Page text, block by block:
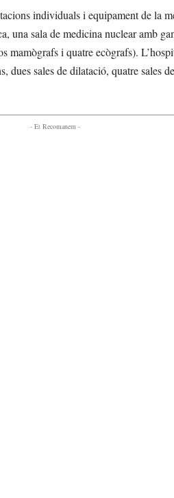
individuals i equipament de la
una sala de medicina nuclear amb
mamògrafs i quatre ecògrafs).
sales de dilatació, quatre sales
- Et Recomanem -